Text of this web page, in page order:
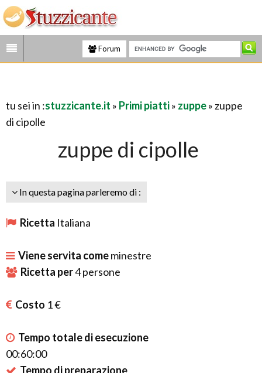
Forum
tu sei in :stuzzicante.it » Primi piatti» zuppe» zuppe
di cipolle
zuppe di cipolle
In questa pagina parleremo di :
Ricetta Italiana
Viene servita comeminestre
Ricetta per4persone
Costo 1 €
Tempo totale di esecuzione
00:60:00
Tempo di preparazione